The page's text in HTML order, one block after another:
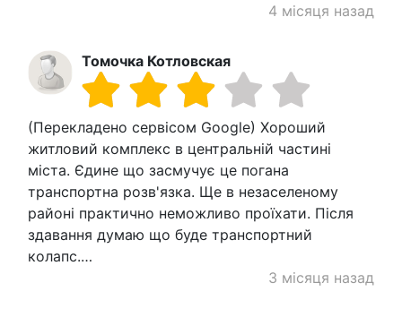
4 місяця назад
Томочка Котловская
(Перекладено сервісом Google) Хороший
житловий комплекс в центральній частині
міста. Єдине що засмучує це погана
транспортна розв'язка. Ще в незаселеному
районі практично неможливо проїхати. Після
здавання думаю що буде транспортний
колапс.…
3 місяця назад